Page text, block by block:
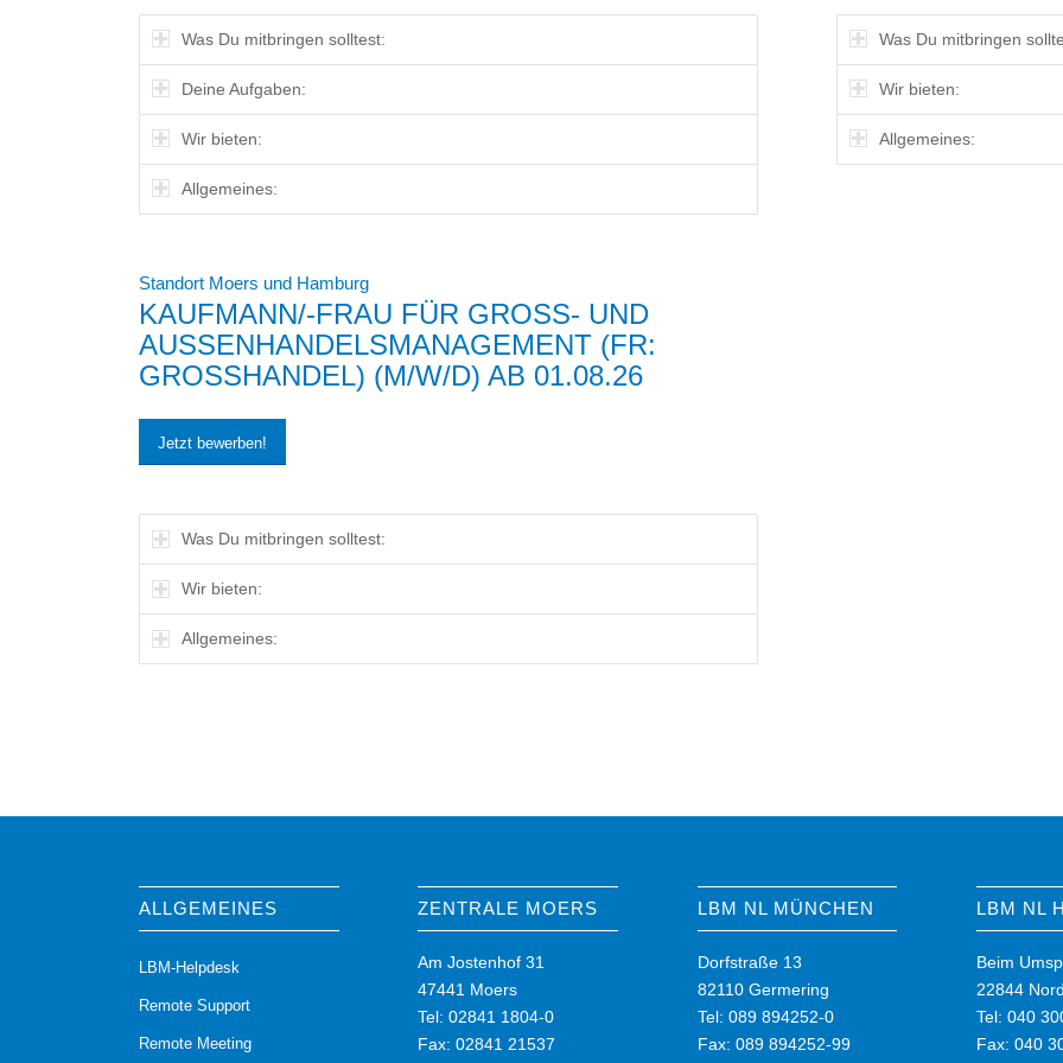
Was Du mitbringen solltest:
Deine Aufgaben:
Wir bieten:
Allgemeines:
Was Du mitbringen
Wir bieten:
Allgemeines:
Standort Moers und Hamburg
KAUFMANN/-FRAU FÜR GROSS- UND A
USSENHANDELSMANAGEMENT (FR: GR
OSSHANDEL) (M/W/D) AB 01.08.26
Jetzt bewerben!
Was Du mitbringen solltest:
Wir bieten:
Allgemeines:
ALLGEMEINES
LBM-Helpdesk
Remote Support
Remote Meeting
ZENTRALE MOERS
Am Jostenhof 31
47441 Moers
Tel: 02841 1804-0
Fax: 02841 21537
LBM NL MÜNCHEN
Dorfstraße 13
82110 Germering
Tel: 089 894252-0
Fax: 089 894252-99
LBM NL
Beim
22844
Tel: 040
Fax: 040